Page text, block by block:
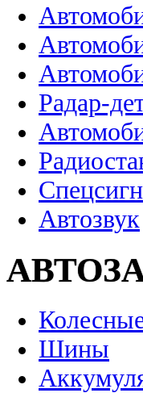
Радар-
Автозвук
Шины